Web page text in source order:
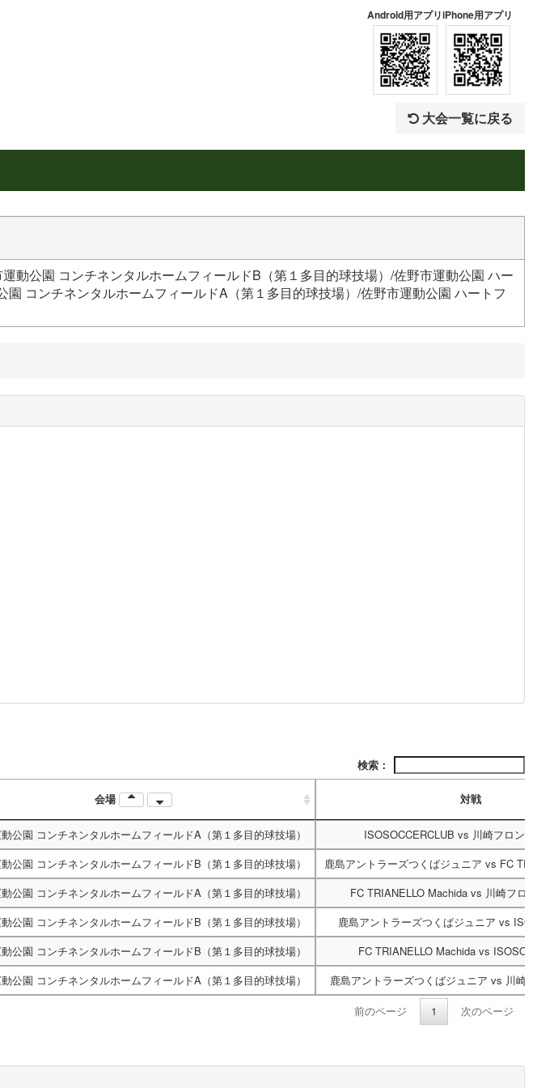
Android用アプリiPhone用アプリ
大会一覧に戻る
動公園 コンチネンタルホームフィールドB（第１多目的球技場）/佐野市運動公園 ハー
コンチネンタルホームフィールドA（第１多目的球技場）/佐野市運動公園 ハートフ
検索：
会場 対戦
公園 コンチネンタルホームフィールドA（第１多目的球技場） ISOSOCCERCLUB vs 川崎フロン
公園 コンチネンタルホームフィールドB（第１多目的球技場） 鹿島アントラーズつくばジュニア vs FC
公園 コンチネンタルホームフィールドA（第１多目的球技場） FC TRIANELLO Machida vs 川崎フロ
公園 コンチネンタルホームフィールドB（第１多目的球技場） 鹿島アントラーズつくばジュニア vs
公園 コンチネンタルホームフィールドB（第１多目的球技場） FC TRIANELLO Machidavs
公園 コンチネンタルホームフィールドA（第１多目的球技場） 鹿島アントラーズつくばジュニア vs 川崎
前のページ 1 次のページ